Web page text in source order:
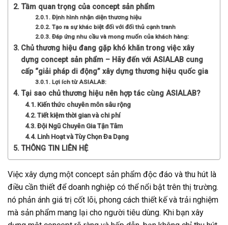
Tầm quan trọng của concept sản phẩm
Định hình nhận diện thương hiệu
Tạo ra sự khác biệt đối với đối thủ cạnh tranh
Đáp ứng nhu cầu và mong muốn của khách hàng:
Chủ thương hiệu đang gặp khó khăn trong việc xây
dựng concept sản phẩm – Hãy đến với ASIALAB cung
cấp “giải pháp di động” xây dựng thương hiệu quốc gia
Lợi ích từ ASIALAB:
Tại sao chủ thương hiệu nên hợp tác cùng ASIALAB?
Kiến thức chuyên môn sâu rộng
Tiết kiệm thời gian và chi phí
Đội Ngũ Chuyên Gia Tận Tâm
Linh Hoạt và Tùy Chọn Đa Dạng
THÔNG TIN LIÊN HỆ
Việc xây dựng một concept sản phẩm độc đáo và thu hút là
điều cần thiết để doanh nghiệp có thể nổi bật trên thị trường.
nó phản ánh giá trị cốt lõi, phong cách thiết kế và trải nghiệm
mà sản phẩm mang lại cho người tiêu dùng. Khi bạn xây